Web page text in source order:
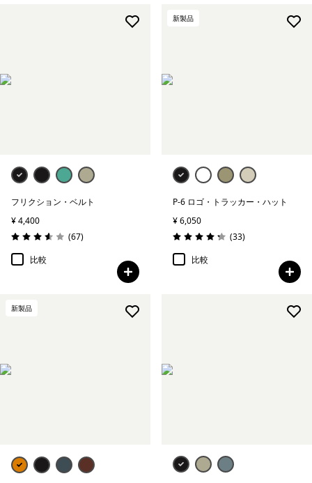
フリクション・ベルト
¥ 4,400
評価: 3.6 / 5
(67レビュー
)
比較
新製品
P-6 ロゴ・トラッカー・ハット
¥ 6,050
評価: 4.2 / 5
(33レビュー
)
比較
新製品